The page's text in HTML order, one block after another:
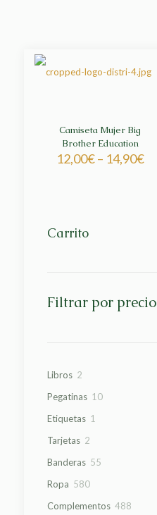
Camiseta Mujer Big
Brother Education
12,00€– 14,90€
Carrito
Filtrar por precio
Libros 22
Pegatinas 1010
Etiquetas 1
Tarjetas 22
Banderas 5555
Ropa 580580
Complementos 488488